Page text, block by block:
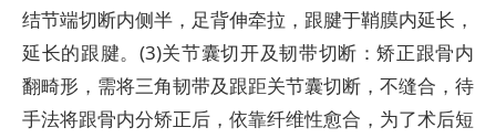
结节端切断内侧半，足背伸牵拉，跟腱于鞘膜内延长，
延长的跟腱。(3)关节囊切开及韧带切断：矫正跟骨内
翻畸形，需将三角韧带及跟距关节囊切断，不缝合，待
手法将跟骨内分矫正后，依靠纤维性愈合，为了术后短